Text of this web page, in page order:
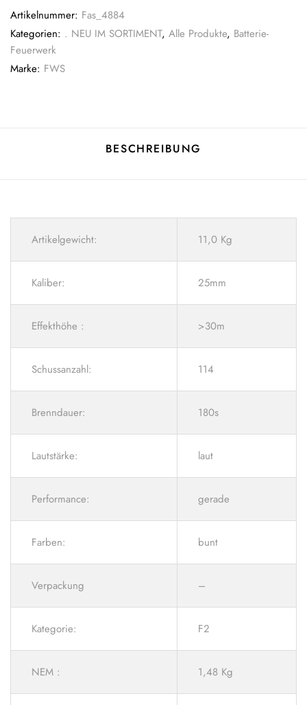
Artikelnummer: Fas_4884
Kategorien: . NEU IM SORTIMENT, Alle Produkte, Batterie-
Feuerwerk
Marke: FWS
BESCHREIBUNG
Artikelgewicht: 11,0 Kg
Kaliber: 25mm
Effekthöhe : >30m
Schussanzahl: 114
Brenndauer: 180s
Lautstärke: laut
Performance: gerade
Farben: bunt
Verpackung –
Kategorie: F2
NEM : 1,48 Kg